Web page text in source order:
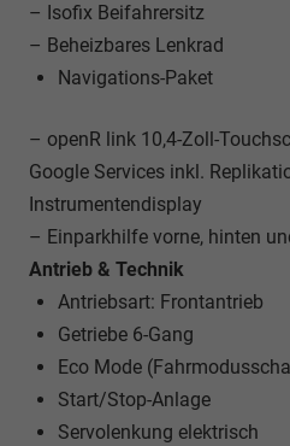
– Isofix Beifahrersitz
– Beheizbares Lenkrad
Navigations-Paket
– openR link 10,4-Zoll-
Google Services inkl.
Instrumentendisplay
– Einparkhilfe vorne, hinten
Antrieb & Technik
Antriebsart: Frontantrieb
Getriebe 6-Gang
Eco Mode
Start/Stop-Anlage
Servolenkung elektrisch